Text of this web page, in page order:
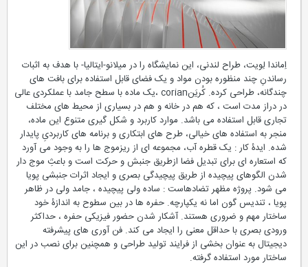
اِماندا لِویت، طراح لندنی، این نمایشگاه را در میلانو-ایتالیا- با هدف به اثبات
رساندنِ چند منظوره بودن مواد و یک فضای قابل استفاده برای بافت های
چندگانه، طراحی کرده. کُریَنcorian ،یک ماده با سطح جامد با عملکردی عالی
در دراز مدت است ، که هم در خانه و هم در بسیاری از محیط های مختلف
تجاری قابل استفاده می باشد. موارد کاربرد و شکل گیری متنوع این ماده،
منجر به استفاده های خیالی، طرح های ابتکاری و برنامه های کاربردیِ پایدار
شده. ایدۀ کار : یک قطره آب، مجموعه ای از ریزموج ها را به وجود می آورد
که استعاره ای برای تبدیل فضا ازطریق جنبش و حرکت است و باعثِ موج دار
شدن الگوهای پیچیده از طریق پیچیدگی بصری و ایجاد اثرات جنبشی پویا
می شود. پروژه مظهر تضادهاست : ساده ولی پیچیده ، جامد ولی در ظاهر
پویا ، تندیس گون اما نه یکپارچه. حفره ها در بین سطوح به اندازۀ خود
ساختار مهم و ضروری هستند. آشکار شدن حضور فیزیکی حفره ، حداکثر
ورودی بصری با حداقل معنی را ایجاد می کند. فن آوری های پیشرفته
دیجیتال به عنوان بخشی از فرایند تولید طراحی و همچنین برای نصب در این
ساختار مورد استفاده گرفته.